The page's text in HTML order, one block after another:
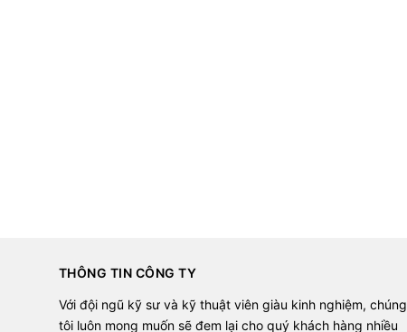
THÔNG TIN CÔNG TY
Với đội ngũ kỹ sư và kỹ thuật viên giàu kinh nghiệm, chúng
tôi luôn mong muốn sẽ đem lại cho quý khách hàng nhiều